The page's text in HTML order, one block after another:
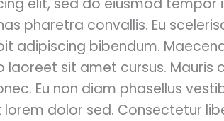
elit, sed do eiusmod
pharetra convallis. Eu
adipiscing bibendum.
sit amet cursus.
Eu non diam phasellus
dolor sed. Consectetur